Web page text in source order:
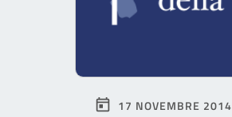
17 NOVEMBRE 2014